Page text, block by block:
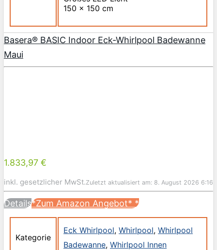
150 x 150 cm
Basera® BASIC Indoor Eck-Whirlpool Badewanne
Maui
1.833,97 €
inkl. gesetzlicher MwSt.Zuletzt aktualisiert am: 8. August 2026 6:16
Details*Zum Amazon Angebot* *
Kategorie
Eck Whirlpool, Whirlpool, Whirlpool
Badewanne, Whirlpool Innen